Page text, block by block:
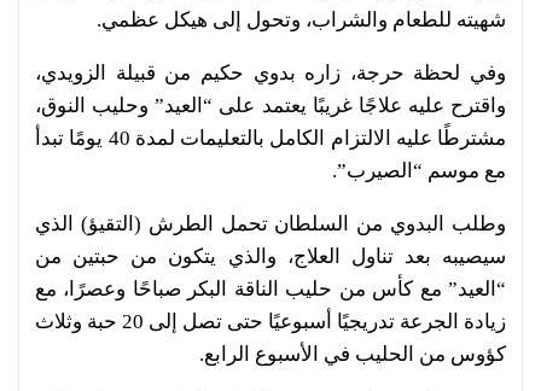
شهيته للطعام والشراب، وتحول إلى هيكل عظمي.
وفي لحظة حرجة، زاره بدوي حكيم من قبيلة الزويدي،
واقترح عليه علاجًا غريبًا يعتمد على “العيد” وحليب النوق،
مشترطًا عليه الالتزام الكامل بالتعليمات لمدة 40 يومًا تبدأ
مع موسم “الصيرب”.
وطلب البدوي من السلطان تحمل الطرش (التقيؤ) الذي
سيصيبه بعد تناول العلاج، والذي يتكون من حبتين من
“العيد” مع كأس من حليب الناقة البكر صباحًا وعصرًا، مع
زيادة الجرعة تدريجيًا أسبوعيًا حتى تصل إلى 20 حبة وثلاث
كؤوس من الحليب في الأسبوع الرابع.